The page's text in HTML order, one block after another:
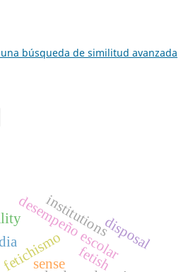
búsqueda de similitud avanzada
fetichismo
desempeño escolar
institutions
fetish
disposal
sense